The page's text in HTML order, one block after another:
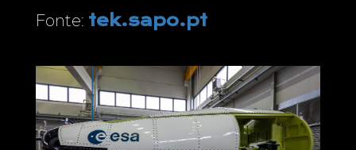
Fonte: tek.sapo.pt